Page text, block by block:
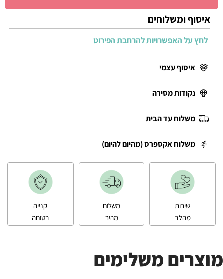
איסוף ומשלוחים
לחץ על האפשרויות להרחבת הפירוט
איסוף עצמי
נקודות מסירה
משלוח עד הבית
משלוח אקספרס (מהיום להיום)
שירות
מהלב
משלוח
מהיר
קנייה
בטוחה
מוצרים משלימים